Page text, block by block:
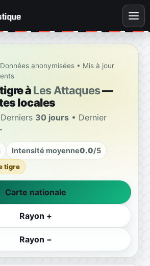
anonymisées • Mis à jour
àLes Attaques—
locales
30 jours • Dernier
Intensité moyenne0.0/5
tigre
Carte nationale
Rayon +
Rayon −